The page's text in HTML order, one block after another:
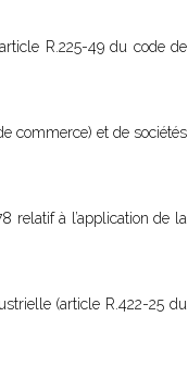
R.225-49 du code de
commerce) et de sociétés
relatif à l’application de la
(article R.422-25 du